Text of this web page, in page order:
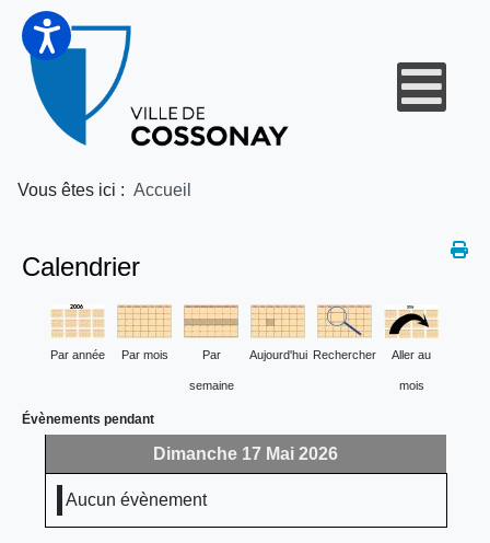
Vous êtes ici : Accueil
Calendrier
Par année Par mois Par
semaine
Aujourd'hui Rechercher Aller au
mois
Évènements pendant
Dimanche 17 Mai 2026
Aucun évènement